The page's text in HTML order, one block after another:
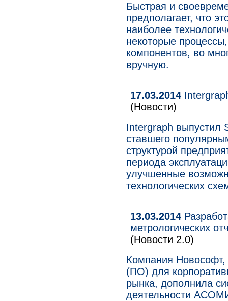
Быстрая и
предполагает, что
наиболее
некоторые
компонентов, во
вручную.
17.03.2014
(Новости)
Intergraph выпустил
ставшего
структурой
периода
улучшенные
технологических
13.03.2014
метрологических
(Новости 2.0)
Компания Новософт,
(ПО) для
рынка, дополнила
деятельности